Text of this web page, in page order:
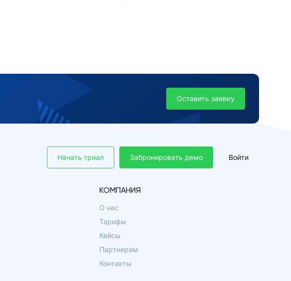
Оставить заявку
Забронировать демо
Начать триал Войти
КОМПАНИЯ
О нас
Тарифы
Кейсы
Партнерам
Контакты